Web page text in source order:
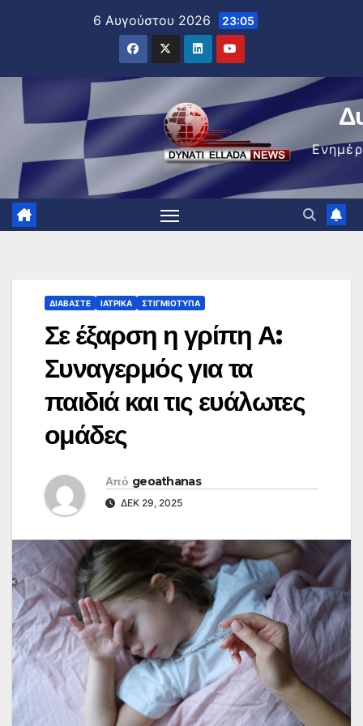
6 Αυγούστου 2026 23:05
ΔΙΑΒΆΣΤΕ ΙΑΤΡΙΚΆ ΣΤΙΓΜΙΌΤΥΠΑ
Σε έξαρση η γρίπη Α:
Συναγερμός για τα
παιδιά και τις ευάλωτες
ομάδες
Από geoathanas
ΔΕΚ 29, 2025